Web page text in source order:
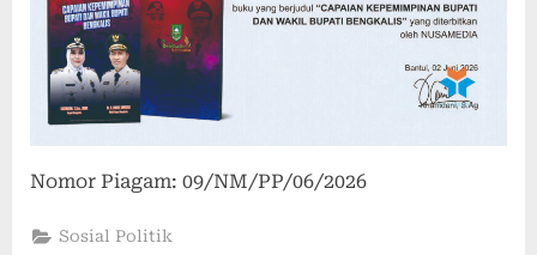
Nomor Piagam: 09/NM/PP/06/2026
Sosial Politik